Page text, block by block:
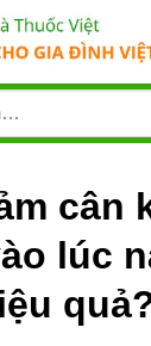
cân
lúc